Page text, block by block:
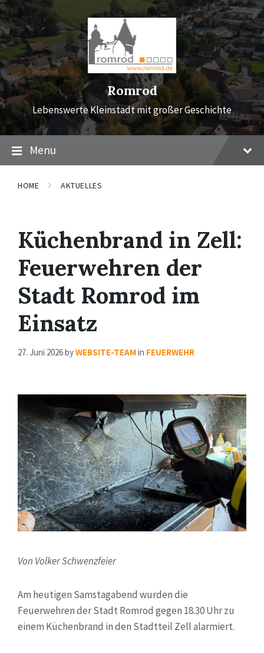
Skip
to
content
Skip
to
main
navigation
Skip
to
footer
Romrod
Lebenswerte Kleinstadt mit großer Geschichte
Menu
HOME AKTUELLES
Küchenbrand in Zell:
Feuerwehren der
Stadt Romrod im
Einsatz
27. Juni 2026byWEBSITE-TEAMin FEUERWEHR
Von Volker Schwenzfeier
Am heutigen Samstagabend wurden die
Feuerwehren der Stadt Romrod gegen 18.30 Uhr zu
einem Küchenbrand in den Stadtteil Zell alarmiert.